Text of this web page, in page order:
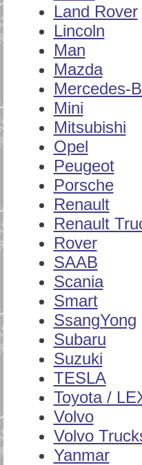
Land Rover
Lincoln
Man
Mazda
Mercedes-
Mini
Mitsubishi
Opel
Peugeot
Porsche
Renault
Renault
Rover
SAAB
Scania
Smart
SsangYong
Subaru
Suzuki
TESLA
Toyota /
Volvo
Volvo
Yanmar